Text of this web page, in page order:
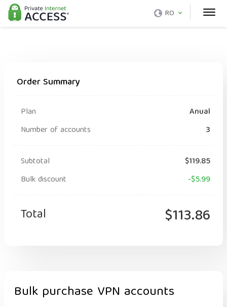
RO
Order Summary
Plan
Anual
Number of accounts
3
Subtotal
$119.85
Bulk discount
-$5.99
Total $113.86
Bulk purchase VPN accounts